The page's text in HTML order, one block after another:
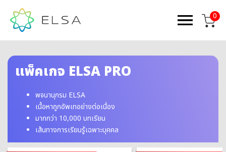
0
แพ็คเกจ ELSA PRO
พจนานุกรม ELSA
เนื้อหาถูกอัพเทอย่างต่อเนื่อง
มากกว่า 10,000 บทเรียน
เส้นทางการเรียนรู้เฉพาะบุคคล